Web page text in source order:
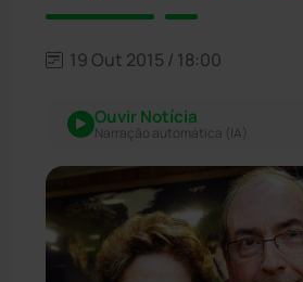
19 Out 2015 / 18:00
Ouvir Notícia
Narração automática (IA)